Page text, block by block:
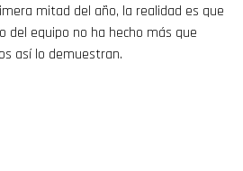
mitad del año, la realidad es que
del equipo no ha hecho más que
así lo demuestran.